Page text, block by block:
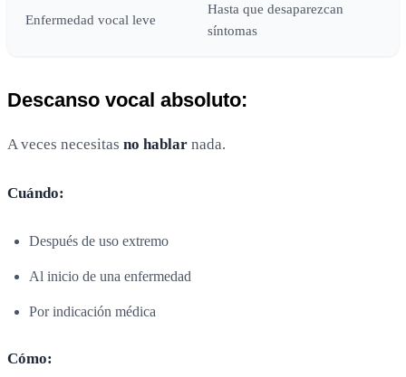
Enfermedad vocal leve
Hasta que desaparezcan
síntomas
Descanso vocal absoluto:
A veces necesitas no hablar nada.
Cuándo:
Después de uso extremo
Al inicio de una enfermedad
Por indicación médica
Cómo: